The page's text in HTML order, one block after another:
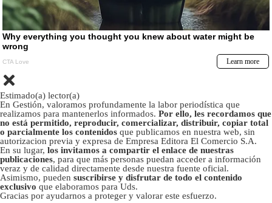
Estimado(a) lector(a)
En Gestión, valoramos profundamente la labor periodística que
realizamos para mantenerlos informados. Por ello, les recordamos que
no está permitido, reproducir, comercializar, distribuir, copiar total
o parcialmente los contenidos que publicamos en nuestra web, sin
autorizacion previa y expresa de Empresa Editora El Comercio S.A.
En su lugar, los invitamos a compartir el enlace de nuestras
publicaciones, para que más personas puedan acceder a información
veraz y de calidad directamente desde nuestra fuente oficial.
Asimismo, pueden suscribirse y disfrutar de todo el contenido
exclusivo que elaboramos para Uds.
Gracias por ayudarnos a proteger y valorar este esfuerzo.